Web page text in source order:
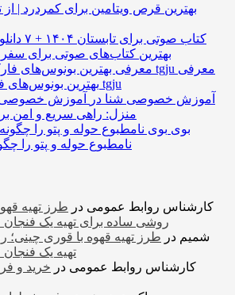
بهترین قرص ویتامین برای کمردرد |
۷ کتاب صوتی برای تابستان ۱۴۰۴ +
بهترین کتاب‌های صوتی برای
معرفی
بهترین بونوس‌های فارکس در سایت tgju
آموزش خصوصی شنا در
منزل: راهی سریع و امن
بوی
نامطبوع حوله و پتو را
کارشناس روابط عمومی در طرز تهیه
روشی ساده برای تهیه یک
شمیم در طرز تهیه قهوه با قوری چینی؛
تهیه یک
کارشناس روابط عمومی در خرید و